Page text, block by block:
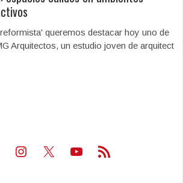
queremos destacar hoy uno de
Arquitectos, un estudio joven de arquitect
Instagram
X Youtube
Feed RSS